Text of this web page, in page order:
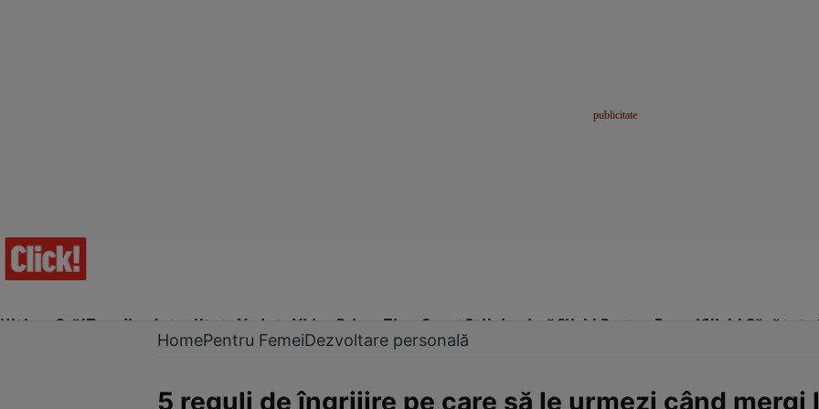
Ultima Oră!Trending Actualitate Vedete Video Prime Time SportStil de viațăClick! Pentru FemeiClick! Sănătate
HomePentru FemeiDezvoltare personală
5 reguli de îngrijire pe care să le urmezi când mergi